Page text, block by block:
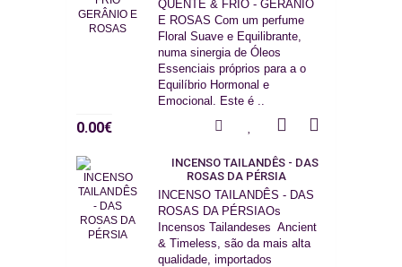
QUENTE & FRIO - GERÂNIO
E ROSAS Com um perfume
Floral Suave e Equilibrante,
numa sinergia de Óleos
Essenciais próprios para a o
Equilíbrio Hormonal e
Emocional. Este é ..
0.00€
INCENSO TAILANDÊS - DAS
ROSAS DA PÉRSIA
INCENSO TAILANDÊS - DAS
ROSAS DA PÉRSIAOs
Incensos Tailandeses Ancient
& Timeless, são da mais alta
qualidade, importados